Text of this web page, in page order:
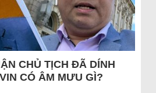
CHỦ TỊCH ĐÃ DÍNH
CÓ ÂM MƯU GÌ?